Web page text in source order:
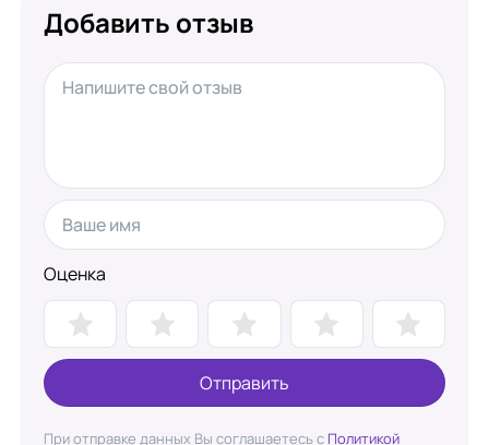
Добавить отзыв
Оценка
Отправить
При отправке данных Вы соглашаетесь с Политикой